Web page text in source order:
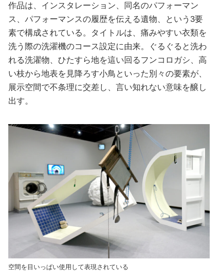
作品は、インスタレーション、同名のパフォーマン
ス、パフォーマンスの履歴を伝える遺物、という3要
素で構成されている。タイトルは、痛みやすい衣類を
洗う際の洗濯機のコース設定に由来。ぐるぐると洗わ
れる洗濯物、ひたすら地を這い回るフンコロガシ、高
い枝から地表を見降ろす小鳥といった別々の要素が、
展示空間で不条理に交差し、言い知れない意味を醸し
出す。
空間を目いっぱい使用して表現されている